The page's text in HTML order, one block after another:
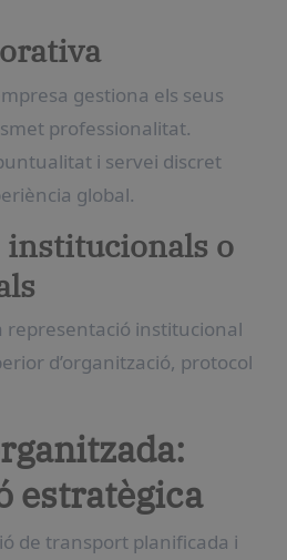
gestiona els seus
professionalitat.
i servei discret
global.
institucionals o
representació institucional
d’organització, protocol
estratègica
de transport planificada i